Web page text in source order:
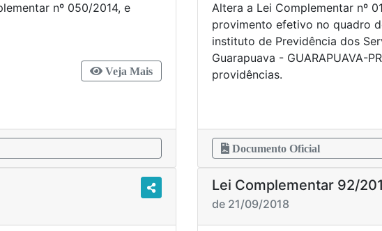
nº 050/2014, e
providências.
Veja Mais
Altera a Lei Complementar nº
provimento efetivo no quadro
instituto de Previdência dos
Guarapuava - GUARAPUAVA-
providências.
Documento Oficial
Lei Complementar 92/
de 21/09/2018